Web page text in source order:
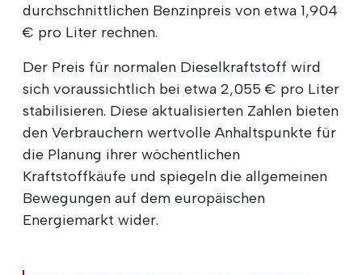
durchschnittlichen Benzinpreis von etwa 1,904
€ pro Liter rechnen.
Der Preis für normalen Dieselkraftstoff wird
sich voraussichtlich bei etwa 2,055 € pro Liter
stabilisieren. Diese aktualisierten Zahlen bieten
den Verbrauchern wertvolle Anhaltspunkte für
die Planung ihrer wöchentlichen
Kraftstoffkäufe und spiegeln die allgemeinen
Bewegungen auf dem europäischen
Energiemarkt wider.